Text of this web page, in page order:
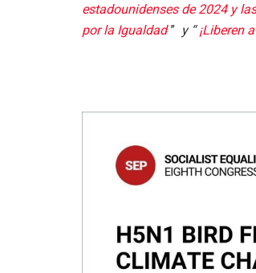
estadounidenses de 2024 y
por la Igualdad” y “¡Liberen